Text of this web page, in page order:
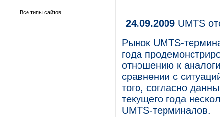
Все типы сайтов
24.09.2009 UMTS
Рынок UMTS-
года
отношению к
сравнении с
того, согласно
текущего года
UMTS-терминалов.